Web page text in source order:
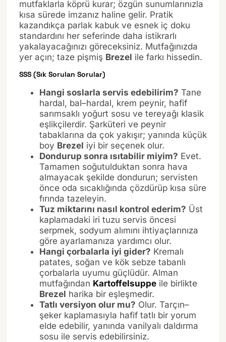
mutfaklarla köprü kurar; özgün sunumlarınızla
kısa sürede imzanız haline gelir. Pratik
kazandıkça parlak kabuk ve esnek iç doku
standardını her seferinde daha istikrarlı
yakalayacağınızı göreceksiniz. Mutfağınızda
yer açın; taze pişmiş Brezel ile farkı hissedin.
SSS (Sık Sorulan Sorular)
Hangi soslarla servis edebilirim? Tane
hardal, bal–hardal, krem peynir, hafif
sarımsaklı yoğurt sosu ve tereyağı klasik
eşlikçilerdir. Şarküteri ve peynir
tabaklarına da çok yakışır; yanında küçük
boy Brezel iyi bir seçenek olur.
Dondurup sonra ısıtabilir miyim? Evet.
Tamamen soğutulduktan sonra hava
almayacak şekilde dondurun; servisten
önce oda sıcaklığında çözdürüp kısa süre
fırında tazeleyin.
Tuz miktarını nasıl kontrol ederim? Üst
kaplamadaki iri tuzu servis öncesi
serpmek, sodyum alımını ihtiyaçlarınıza
göre ayarlamanıza yardımcı olur.
Hangi çorbalarla iyi gider? Kremalı
patates, soğan ve kök sebze tabanlı
çorbalarla uyumu güçlüdür. Alman
mutfağından Kartoffelsuppe ile birlikte
Brezel harika bir eşleşmedir.
Tatlı versiyon olur mu? Olur. Tarçın–
şeker kaplamasıyla hafif tatlı bir yorum
elde edebilir, yanında vanilyalı daldırma
sosu ile servis edebilirsiniz.